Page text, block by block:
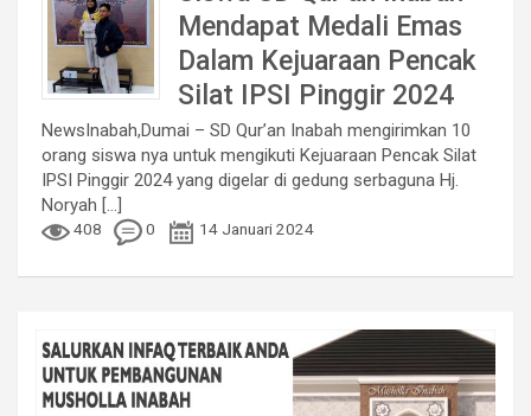
Mendapat Medali Emas
Dalam Kejuaraan Pencak
Silat IPSI Pinggir 2024
NewsInabah,Dumai – SD Qur’an Inabah mengirimkan 10
orang siswa nya untuk mengikuti Kejuaraan Pencak Silat
IPSI Pinggir 2024 yang digelar di gedung serbaguna Hj.
Noryah [...]
408 0 14 Januari 2024